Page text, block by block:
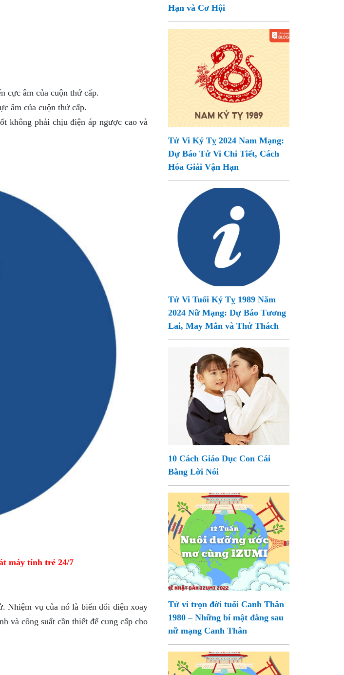
cực âm của cuộn thứ cấp.
âm của cuộn thứ cấp.
không phải chịu điện áp ngược cao và
máy tính trẻ 24/7
Nhiệm vụ của nó là biến đổi điện xoay
và công suất cần thiết để cung cấp cho
Hạn và Cơ Hội
Tử Vi Kỷ Tỵ 2024 Nam Mạng:
Dự Báo Tử Vi Chi Tiết, Cách
Hóa Giải Vận Hạn
Tử Vi Tuổi Kỷ Tỵ 1989 Năm
2024 Nữ Mạng: Dự Báo Tương
Lai, May Mắn và Thử Thách
10 Cách Giáo Dục Con Cái
Bằng Lời Nói
Tử vi trọn đời tuổi Canh Thân
1980 – Những bí mật đằng sau
nữ mạng Canh Thân